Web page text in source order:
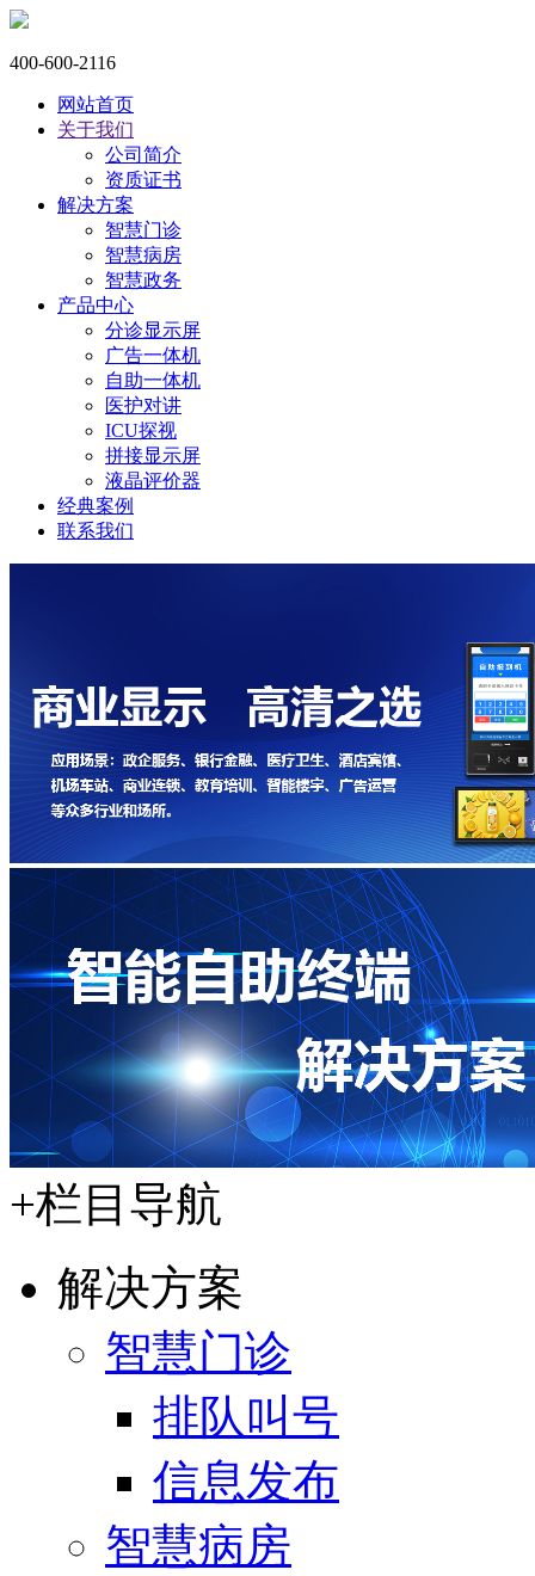
400-600-2116
网站首页
关于我们
公司简介
资质证书
解决方案
智慧门诊
智慧病房
智慧政务
产品中心
分诊显示屏
广告一体机
自助一体机
医护对讲
ICU探视
拼接显示屏
液晶评价器
经典案例
联系我们
+栏目导航
解决方案
智慧门诊
排队叫号
信息发布
智慧病房